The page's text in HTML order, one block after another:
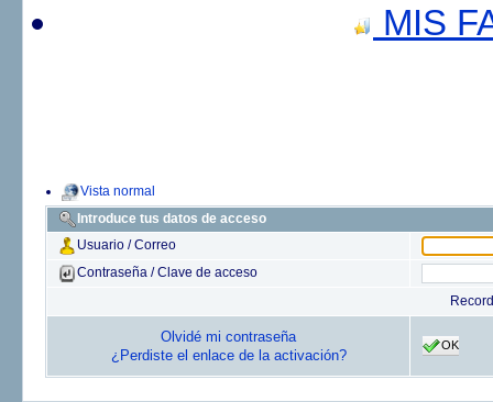
MIS
Vista normal
Introduce tus datos de acceso
Usuario / Correo
Contraseña / Clave de acceso
Olvidé mi contraseña
¿Perdiste el enlace de la activación?
OK